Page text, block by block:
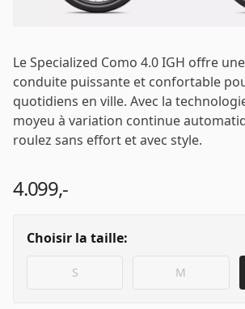
Le Specialized Como 4.0 IGH offre
conduite puissante et confortable
quotidiens en ville. Avec la
moyeu à variation continue
roulez sans effort et avec style.
4.099,-
Choisir la taille:
S M
Se connecter